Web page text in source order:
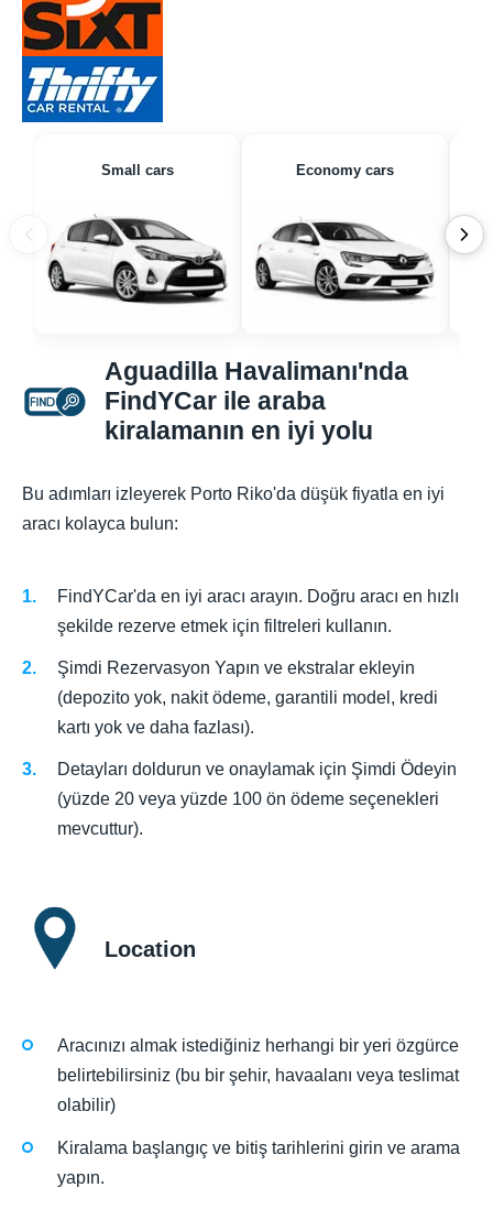
Small cars Economy cars
Aguadilla Havalimanı'nda
FindYCar ile araba
kiralamanın en iyi yolu
Bu adımları izleyerek Porto Riko'da düşük fiyatla en iyi
aracı kolayca bulun:
FindYCar'da en iyi aracı arayın. Doğru aracı en hızlı
şekilde rezerve etmek için filtreleri kullanın.
Şimdi Rezervasyon Yapın ve ekstralar ekleyin
(depozito yok, nakit ödeme, garantili model, kredi
kartı yok ve daha fazlası).
Detayları doldurun ve onaylamak için Şimdi Ödeyin
(yüzde 20 veya yüzde 100 ön ödeme seçenekleri
mevcuttur).
Location
Aracınızı almak istediğiniz herhangi bir yeri özgürce
belirtebilirsiniz (bu bir şehir, havaalanı veya teslimat
olabilir)
Kiralama başlangıç ve bitiş tarihlerini girin ve arama
yapın.